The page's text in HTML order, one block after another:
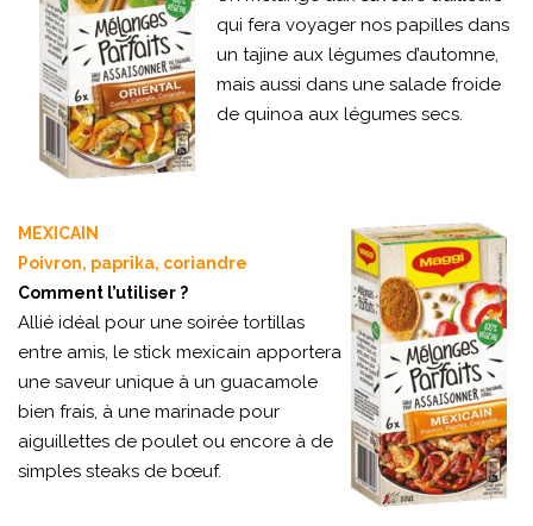
qui fera voyager nos papilles dans
un tajine aux légumes d’automne,
mais aussi dans une salade froide
de quinoa aux légumes secs.
MEXICAIN
Poivron, paprika, coriandre
Comment l’utiliser ?
Allié idéal pour une soirée tortillas
entre amis, le stick mexicain apportera
une saveur unique à un guacamole
bien frais, à une marinade pour
aiguillettes de poulet ou encore à de
simples steaks de bœuf.